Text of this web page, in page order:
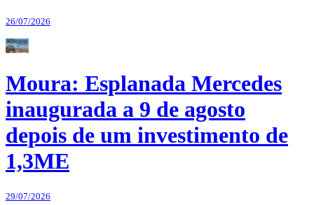
26/07/2026
Moura: Esplanada Mercedes
inaugurada a 9 de agosto
depois de um investimento de
1,3ME
29/07/2026